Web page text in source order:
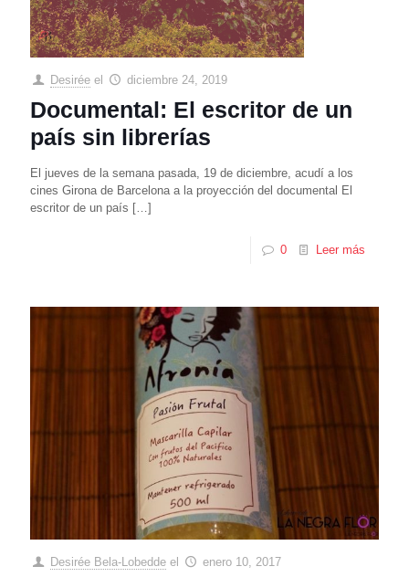
Desirée el diciembre 24, 2019
Documental: El escritor de un
país sin librerías
El jueves de la semana pasada, 19 de diciembre, acudí a los
cines Girona de Barcelona a la proyección del documental El
escritor de un país […]
0 Leer más
Desirée Bela-Lobedde el enero 10, 2017